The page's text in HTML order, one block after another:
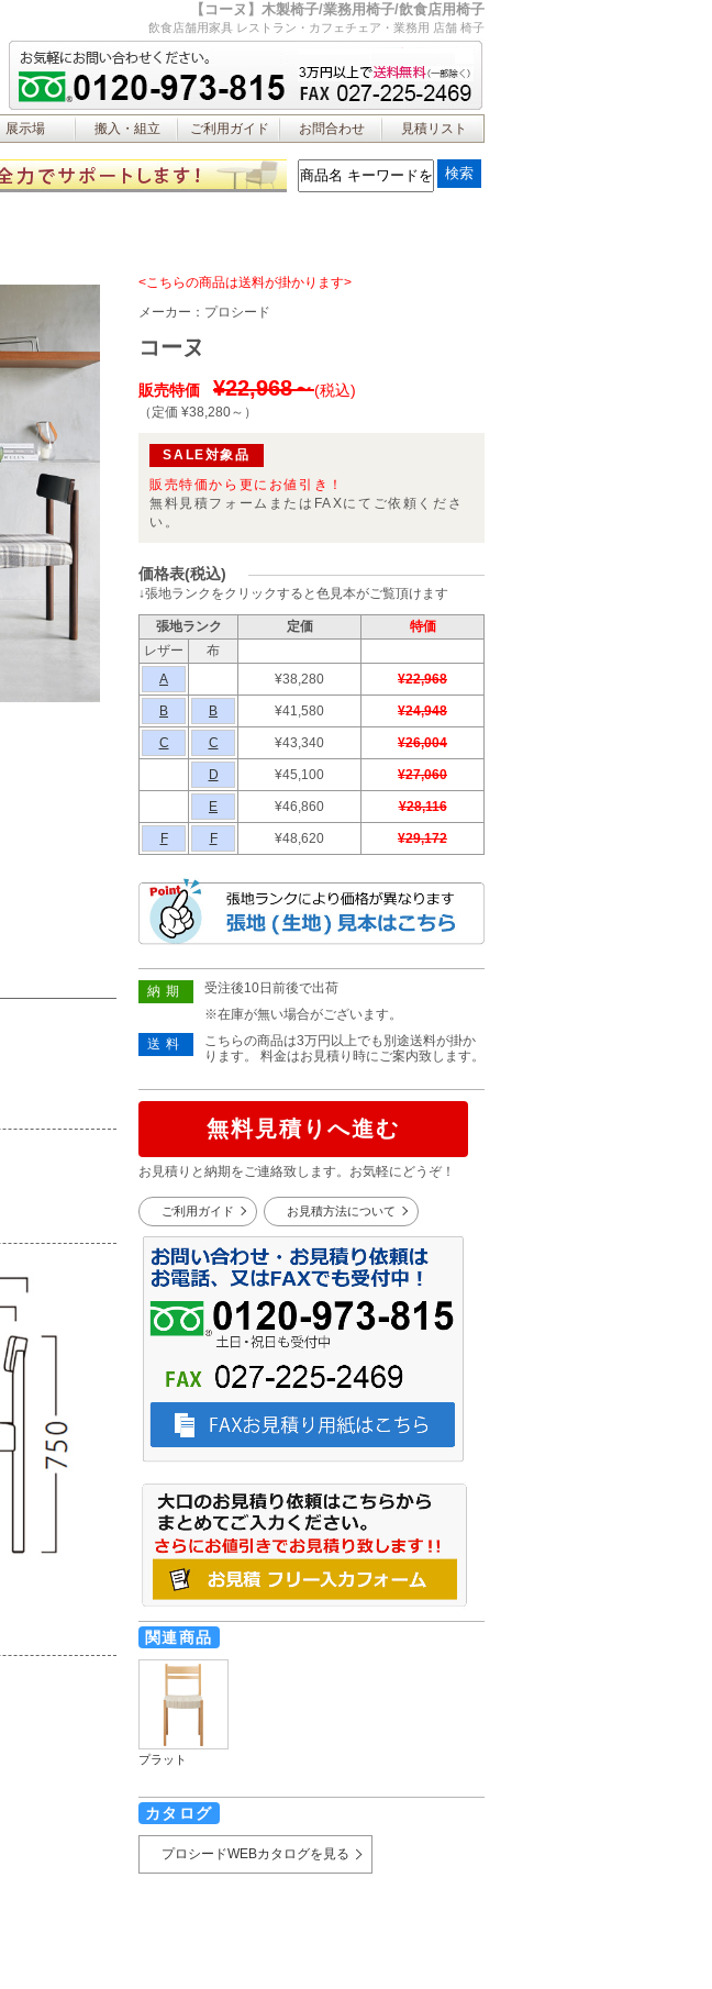
【コーヌ】木製椅子/業務用椅子/飲食店用椅子
飲食店舗用家具 レストラン・カフェチェア・業務用 店舗 椅子
展示場 搬入・組立 ご利用ガイド お問合わせ 見積リスト
<こちらの商品は送料が掛かります>
メーカー： プロシード
コーヌ
販売特価 ¥22,968～(税込)
（定価 ¥38,280～ ）
SALE対象品
販売特価から更にお値引き！
無料見積フォームまたはFAXにてご依頼くださ
い。
価格表(税込)
↓張地ランクをクリックすると色見本がご覧頂けます
張地ランク 定価
特価
レザー
布
A
¥38,280 ¥22,968
B B ¥41,580 ¥24,948
C C ¥43,340 ¥26,004
D ¥45,100 ¥27,060
E ¥46,860 ¥28,116
F F ¥48,620 ¥29,172
納期
受注後10日前後で出荷
※在庫が無い場合がございます。
送料
こちらの商品は3万円以上でも別途送料が掛か
ります。 料金はお見積り時にご案内致します。
無料見積りへ進む
お見積りと納期をご連絡致します。お気軽にどうぞ！
ご利用ガイド お見積方法について
関連商品
プラット
カタログ
プロシードWEBカタログを見る